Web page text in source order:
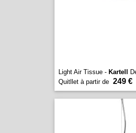
Light Air Tissue - Kartell
Quitllet à partir de 249 €